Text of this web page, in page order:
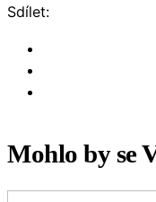
Sdílet:
Mohlo by se